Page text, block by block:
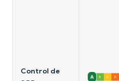
Control de